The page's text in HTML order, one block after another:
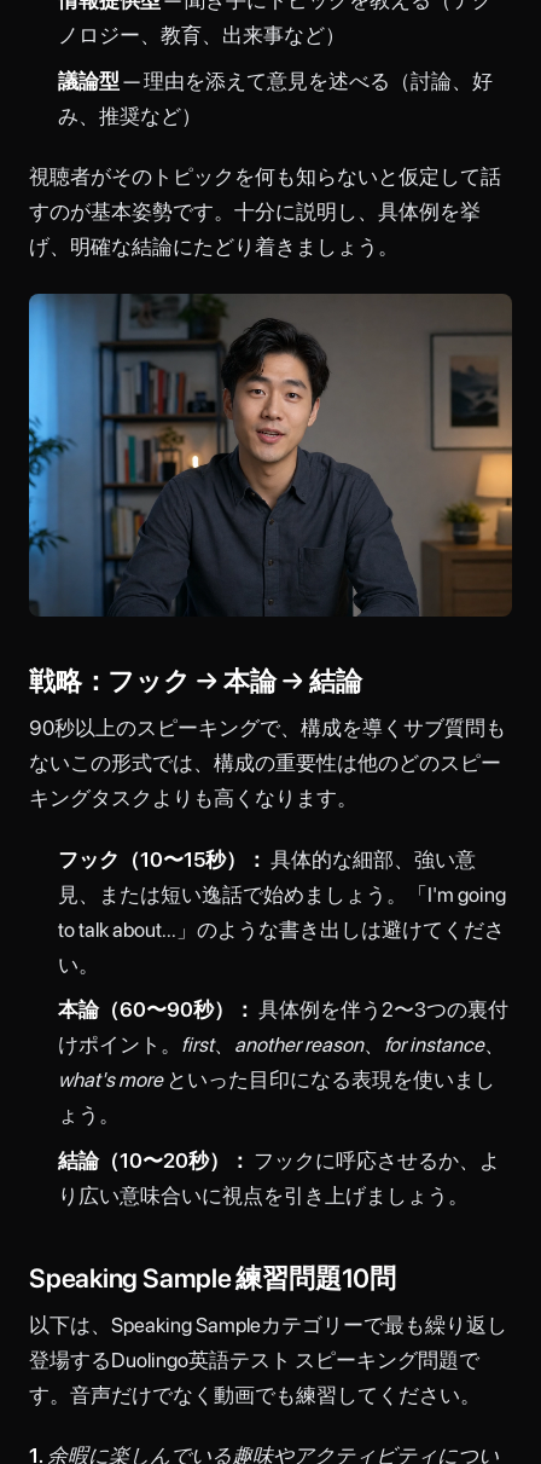
ノロジー、教育、出来事など）
議論型 — 理由を添えて意見を述べる（討論、好
み、推奨など）
視聴者がそのトピックを何も知らないと仮定して話
すのが基本姿勢です。十分に説明し、具体例を挙
げ、明確な結論にたどり着きましょう。
戦略：フック → 本論 → 結論
90秒以上のスピーキングで、構成を導くサブ質問も
ないこの形式では、構成の重要性は他のどのスピー
キングタスクよりも高くなります。
フック（10〜15秒）： 具体的な細部、強い意
見、または短い逸話で始めましょう。「I'm going
to talk about...」のような書き出しは避けてくださ
い。
本論（60〜90秒）： 具体例を伴う2〜3つの裏付
けポイント。 first、 another reason、 for instance、
what's moreといった目印になる表現を使いまし
ょう。
結論（10〜20秒）： フックに呼応させるか、よ
り広い意味合いに視点を引き上げましょう。
Speaking Sample 練習問題10問
以下は、Speaking Sampleカテゴリーで最も繰り返し
登場するDuolingo英語テスト スピーキング問題で
す。音声だけでなく動画でも練習してください。
1. 余暇に楽しんでいる趣味やアクティビティについ